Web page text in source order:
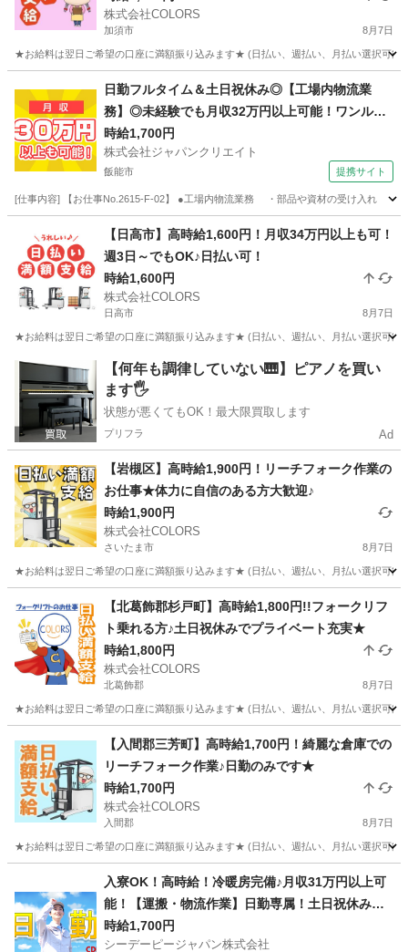
株式会社COLORS
加須市 8月7日
★お給料は翌日ご希望の口座に満額振り込みます★ (日払い、週払い、月払い選択可
倉庫 時給
日勤フルタイム＆土日祝休み◎【工場内物流業
務】◎未経験でも月収32万円以上可能！ワンルー
ム寮完備！
時給1,700円
株式会社ジャパンクリエイト
飯能市 提携サイト
[仕事内容] 【お仕事No.2615-F-02】 ●工場内物流業務 ・部品や資材の受け入れ
その他
【日高市】高時給1,600円！月収34万円以上も可！
週3日～でもOK♪日払い可！
時給1,600円
株式会社COLORS
日高市 8月7日
★お給料は翌日ご希望の口座に満額振り込みます★ (日払い、週払い、月払い選択可
埼玉 日高市 倉庫 時給
【何年も調律していない🎹】ピアノを買い
ます🖐️
状態が悪くてもOK！最大限買取します
プリフラ Ad
【岩槻区】高時給1,900円！リーチフォーク作業の
お仕事★体力に自信のある方大歓迎♪
時給1,900円
株式会社COLORS
さいたま市 8月7日
★お給料は翌日ご希望の口座に満額振り込みます★ (日払い、週払い、月払い選択可
さいたま市 倉庫 給料
【北葛飾郡杉戸町】高時給1,800円!!フォークリフ
ト乗れる方♪土日祝休みでプライベート充実★
時給1,800円
株式会社COLORS
北葛飾郡 8月7日
★お給料は翌日ご希望の口座に満額振り込みます★ (日払い、週払い、月払い選択可
物流 時給
【入間郡三芳町】高時給1,700円！綺麗な倉庫での
リーチフォーク作業♪日勤のみです★
時給1,700円
株式会社COLORS
入間郡 8月7日
★お給料は翌日ご希望の口座に満額振り込みます★ (日払い、週払い、月払い選択可
倉庫 時給
入寮OK！高時給！冷暖房完備♪月収31万円以上可
能！【運搬・物流作業】日勤専属！土日祝休み！
自動車通勤OK！無料送迎バスあり！
時給1,700円
シーデーピージャパン株式会社